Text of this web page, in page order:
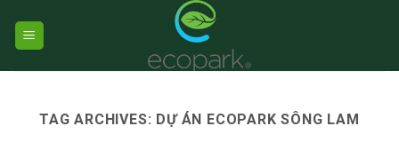
content
TAG ARCHIVES: DỰ ÁN ECOPARK SÔNG LAM